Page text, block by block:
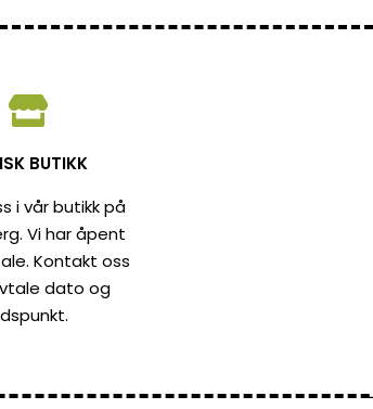
BUTIKK
i vår butikk på
Vi har åpent
Kontakt oss
dato og